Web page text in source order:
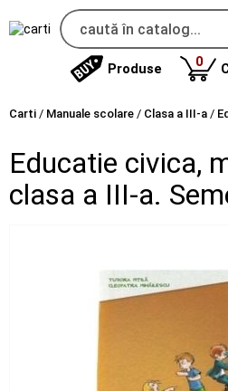
Produse 0
Carti / Manuale scolare / Clasa a III-a /
Educatie civica,
clasa a III-a.